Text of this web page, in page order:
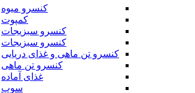
کنسرو میوه
کمپوت
کنسرو سبزیجات
کنسرو سبزیجات
کنسرو تن ماهی و غذای دریایی
کنسرو تن ماهی
غذای آماده
سوپ